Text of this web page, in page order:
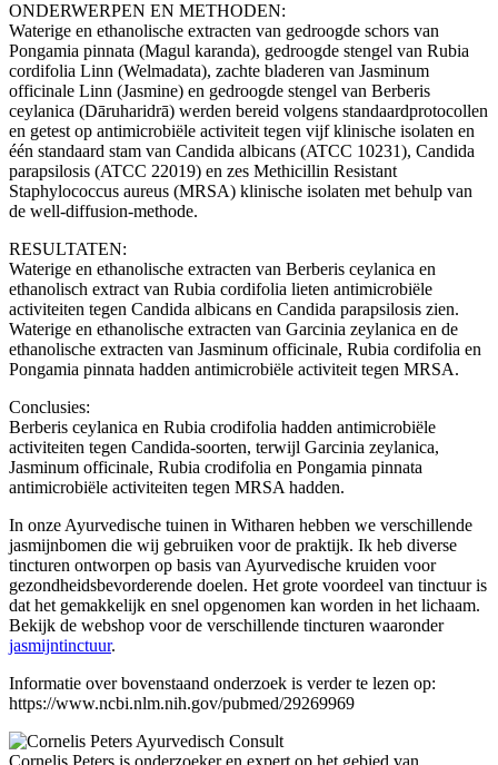
ONDERWERPEN EN METHODEN:
Waterige en ethanolische extracten van gedroogde schors van
Pongamia pinnata (Magul karanda), gedroogde stengel van Rubia
cordifolia Linn (Welmadata), zachte bladeren van Jasminum
officinale Linn (Jasmine) en gedroogde stengel van Berberis
ceylanica (Dāruharidrā) werden bereid volgens standaardprotocollen
en getest op antimicrobiële activiteit tegen vijf klinische isolaten en
één standaard stam van Candida albicans (ATCC 10231), Candida
parapsilosis (ATCC 22019) en zes Methicillin Resistant
Staphylococcus aureus (MRSA) klinische isolaten met behulp van
de well-diffusion-methode.
RESULTATEN:
Waterige en ethanolische extracten van Berberis ceylanica en
ethanolisch extract van Rubia cordifolia lieten antimicrobiële
activiteiten tegen Candida albicans en Candida parapsilosis zien.
Waterige en ethanolische extracten van Garcinia zeylanica en de
ethanolische extracten van Jasminum officinale, Rubia cordifolia en
Pongamia pinnata hadden antimicrobiële activiteit tegen MRSA.
Conclusies:
Berberis ceylanica en Rubia crodifolia hadden antimicrobiële
activiteiten tegen Candida-soorten, terwijl Garcinia zeylanica,
Jasminum officinale, Rubia crodifolia en Pongamia pinnata
antimicrobiële activiteiten tegen MRSA hadden.
In onze Ayurvedische tuinen in Witharen hebben we verschillende
jasmijnbomen die wij gebruiken voor de praktijk. Ik heb diverse
tincturen ontworpen op basis van Ayurvedische kruiden voor
gezondheidsbevorderende doelen. Het grote voordeel van tinctuur is
dat het gemakkelijk en snel opgenomen kan worden in het lichaam.
Bekijk de webshop voor de verschillende tincturen waaronder
jasmijntinctuur.
Informatie over bovenstaand onderzoek is verder te lezen op:
https://www.ncbi.nlm.nih.gov/pubmed/29269969